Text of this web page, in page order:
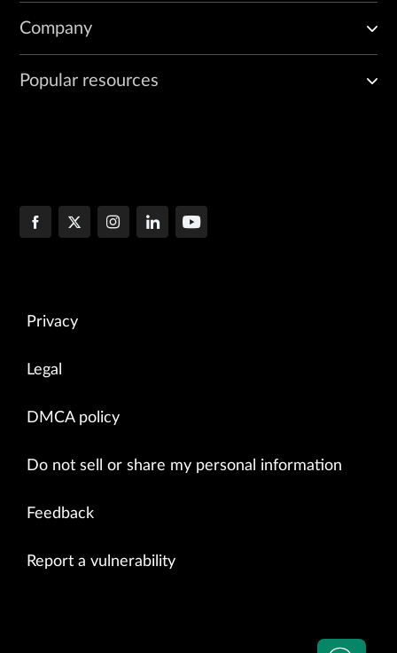
Company
Popular resources
Privacy
Legal
DMCA policy
Do not sell or share my personal information
Feedback
Report a vulnerability